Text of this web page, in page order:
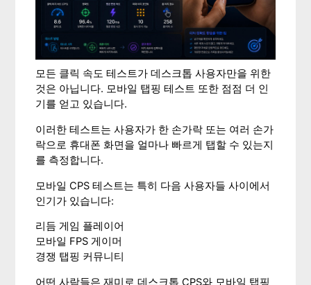
모든 클릭 속도 테스트가 데스크톱 사용자만을 위한
것은 아닙니다. 모바일 탭핑 테스트 또한 점점 더 인
기를 얻고 있습니다.
이러한 테스트는 사용자가 한 손가락 또는 여러 손가
락으로 휴대폰 화면을 얼마나 빠르게 탭할 수 있는지
를 측정합니다.
모바일 CPS 테스트는 특히 다음 사용자들 사이에서
인기가 있습니다:
리듬 게임 플레이어
모바일 FPS 게이머
경쟁 탭핑 커뮤니티
어떤 사람들은 재미로 데스크톱 CPS와 모바일 탭핑